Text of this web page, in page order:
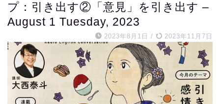
プ：引き出す②「意見」を引き出す –
August 1 Tuesday, 2023
2023年8月1日 / 2023年11月7日